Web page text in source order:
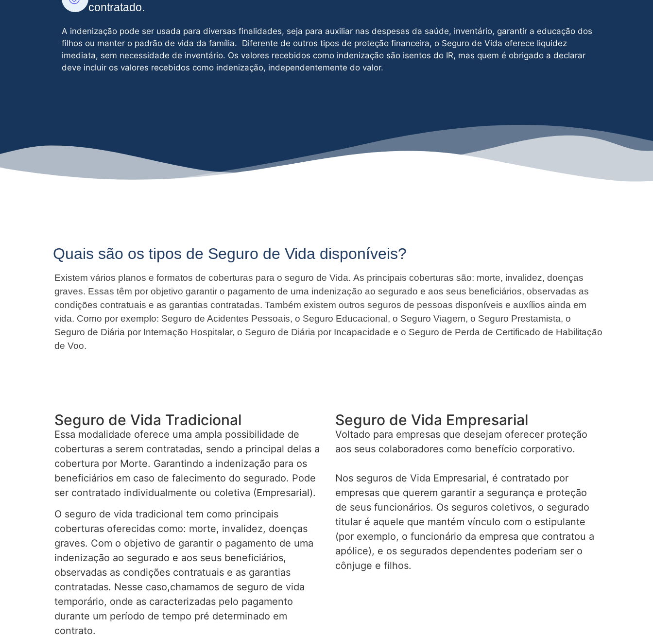
contratado.
A indenização pode ser usada para diversas finalidades, seja para auxiliar nas despesas da saúde, inventário, garantir a educação dos
filhos ou manter o padrão de vida da família. Diferente de outros tipos de proteção financeira, o Seguro de Vida oferece liquidez
imediata, sem necessidade de inventário. Os valores recebidos como indenização são isentos do IR, mas quem é obrigado a declarar
deve incluir os valores recebidos como indenização, independentemente do valor.
Quais são os tipos de Seguro de Vida disponíveis?
Existem vários planos e formatos de coberturas para o seguro de Vida. As principais coberturas são: morte, invalidez, doenças
graves. Essas têm por objetivo garantir o pagamento de uma indenização ao segurado e aos seus beneficiários, observadas as
condições contratuais e as garantias contratadas. Também existem outros seguros de pessoas disponíveis e auxílios ainda em
vida. Como por exemplo: Seguro de Acidentes Pessoais, o Seguro Educacional, o Seguro Viagem, o Seguro Prestamista, o
Seguro de Diária por Internação Hospitalar, o Seguro de Diária por Incapacidade e o Seguro de Perda de Certificado de Habilitação
de Voo.
Seguro de Vida Tradicional
Essa modalidade oferece uma ampla possibilidade de
coberturas a serem contratadas, sendo a principal delas a
cobertura por Morte. Garantindo a indenização para os
beneficiários em caso de falecimento do segurado. Pode
ser contratado individualmente ou coletiva (Empresarial).
O seguro de vida tradicional tem como principais
coberturas oferecidas como: morte, invalidez, doenças
graves. Com o objetivo de garantir o pagamento de uma
indenização ao segurado e aos seus beneficiários,
observadas as condições contratuais e as garantias
contratadas. Nesse caso,chamamos de seguro de vida
temporário, onde as caracterizadas pelo pagamento
durante um período de tempo pré determinado em
contrato.
Seguro de Vida Empresarial
Voltado para empresas que desejam oferecer proteção
aos seus colaboradores como benefício corporativo.
Nos seguros de Vida Empresarial, é contratado por
empresas que querem garantir a segurança e proteção
de seus funcionários. Os seguros coletivos, o segurado
titular é aquele que mantém vínculo com o estipulante
(por exemplo, o funcionário da empresa que contratou a
apólice), e os segurados dependentes poderiam ser o
cônjuge e filhos.